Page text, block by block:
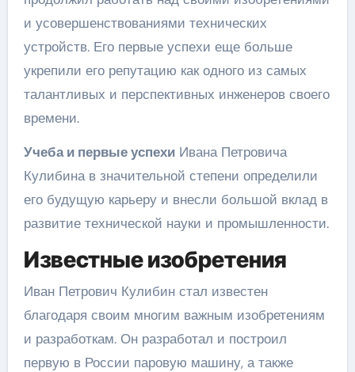
и усовершенствованиями технических
устройств. Его первые успехи еще больше
укрепили его репутацию как одного из самых
талантливых и перспективных инженеров своего
времени.
Учеба и первые успехиИвана Петровича
Кулибина в значительной степени определили
его будущую карьеру и внесли большой вклад в
развитие технической науки и промышленности.
Известные изобретения
Иван Петрович Кулибин стал известен
благодаря своим многим важным изобретениям
и разработкам. Он разработал и построил
первую в России паровую машину, а также